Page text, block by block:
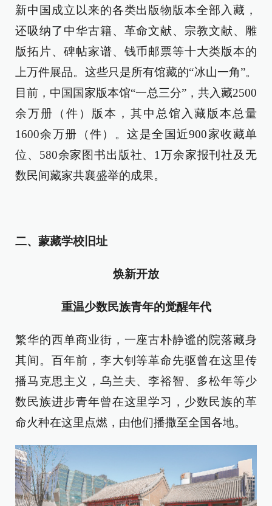
新中国成立以来的各类出版物版本全部入藏，
还吸纳了中华古籍、革命文献、宗教文献、雕
版拓片、碑帖家谱、钱币邮票等十大类版本的
上万件展品。这些只是所有馆藏的“冰山一角”。
目前，中国国家版本馆“一总三分”，共入藏2500
余万册（件）版本，其中总馆入藏版本总量
1600余万册（件）。这是全国近900家收藏单
位、580余家图书出版社、1万余家报刊社及无
数民间藏家共襄盛举的成果。
二、蒙藏学校旧址
焕新开放
重温少数民族青年的觉醒年代
繁华的西单商业街，一座古朴静谧的院落藏身
其间。百年前，李大钊等革命先驱曾在这里传
播马克思主义，乌兰夫、李裕智、多松年等少
数民族进步青年曾在这里学习，少数民族的革
命火种在这里点燃，由他们播撒至全国各地。